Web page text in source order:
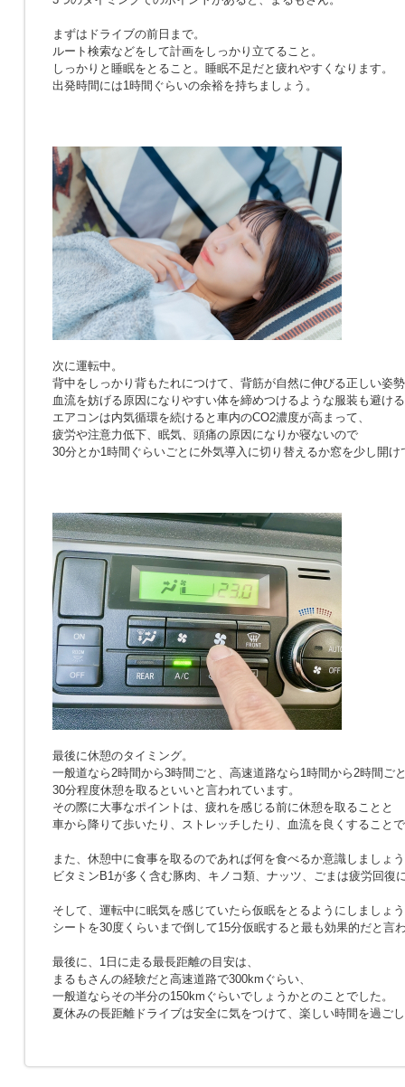
まずはドライブの前日まで。
ルート検索などをして計画をしっかり立てること。
しっかりと睡眠をとること。睡眠不足だと疲れやすくなります。
出発時間には1時間ぐらいの余裕を持ちましょう。
次に運転中。
背中をしっかり背もたれにつけて、背筋が自然に伸びる正しい姿
血流を妨げる原因になりやすい体を締めつけるような服装も避け
エアコンは内気循環を続けると車内のCO2濃度が高まって、
疲労や注意力低下、眠気、頭痛の原因になりか寝ないので
30分とか1時間ぐらいごとに外気導入に切り替えるか窓を少し開け
最後に休憩のタイミング。
一般道なら2時間から3時間ごと、高速道路なら1時間から2時間ご
30分程度休憩を取るといいと言われています。
その際に大事なポイントは、疲れを感じる前に休憩を取ることと
車から降りて歩いたり、ストレッチしたり、血流を良くすること
また、休憩中に食事を取るのであれば何を食べるか意識しましょ
ビタミンB1が多く含む豚肉、キノコ類、ナッツ、ごまは疲労回復
そして、運転中に眠気を感じていたら仮眠をとるようにしましょ
シートを30度くらいまで倒して15分仮眠すると最も効果的だと言
最後に、1日に走る最長距離の目安は、
まるもさんの経験だと高速道路で300kmぐらい、
一般道ならその半分の150kmぐらいでしょうかとのことでした。
夏休みの長距離ドライブは安全に気をつけて、楽しい時間を過ご